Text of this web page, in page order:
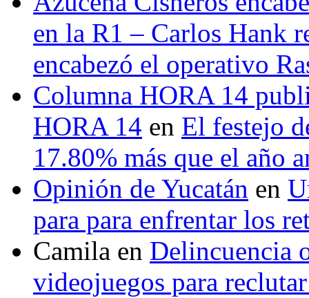
en la R1 – Carlos Hank
encabezó el operativo
Columna HORA 14
HORA 14 en El festejo
17.80% más que el año
Opinión de Yucatán en
para para enfrentar los
Camila en Delincuencia
videojuegos para